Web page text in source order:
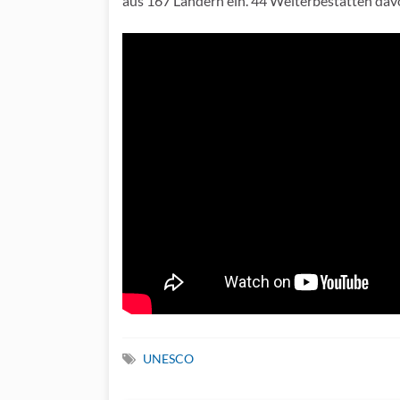
UNESCO